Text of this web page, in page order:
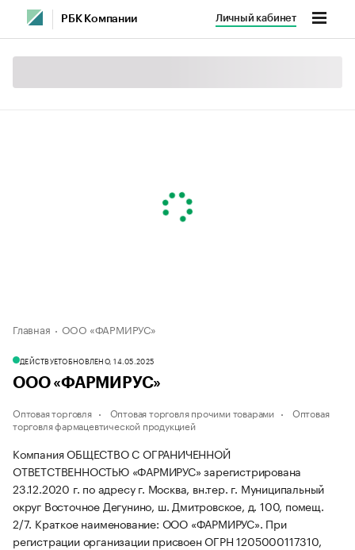
РБК Компании Личный кабинет
Главная ООО «ФАРМИРУС»
ДЕЙСТВУЕТОБНОВЛЕНО, 14.05.2025
ООО «ФАРМИРУС»
Оптовая торговля Оптовая торговля прочими товарами
Оптовая
торговля фармацевтической продукцией
Компания ОБЩЕСТВО С ОГРАНИЧЕННОЙ
ОТВЕТСТВЕННОСТЬЮ «ФАРМИРУС» зарегистрирована
23.12.2020 г. по адресу г. Москва, вн.тер. г. Муниципальный
округ Восточное Дегунино, ш. Дмитровское, д. 100, помещ.
2/7. Краткое наименование: ООО «ФАРМИРУС». При
регистрации организации присвоен ОГРН 1205000117310,